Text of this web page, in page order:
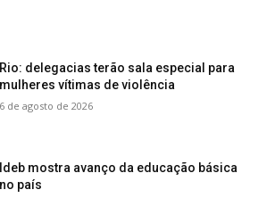
Rio: delegacias terão sala especial para
mulheres vítimas de violência
6 de agosto de 2026
Ideb mostra avanço da educação básica
no país